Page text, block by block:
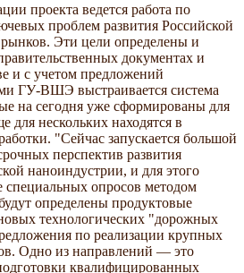
проекта ведется работа по
проблем развития Российской
Эти цели определены и
документах и
и с учетом предложений
ГУ-ВШЭ выстраивается система
на сегодня уже сформированы для
для нескольких находятся в
"Сейчас запускается большой
перспектив развития
наноиндустрии, и для этого
специальных опросов методом
определены продуктовые
технологических "дорожных
по реализации крупных
Одно из направлений — это
квалифицированных